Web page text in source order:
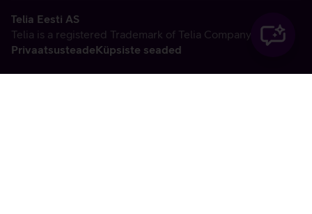
Telia Eesti AS
Telia is a registered Trademark of Telia Company AB
PrivaatsusteadeKüpsiste seaded